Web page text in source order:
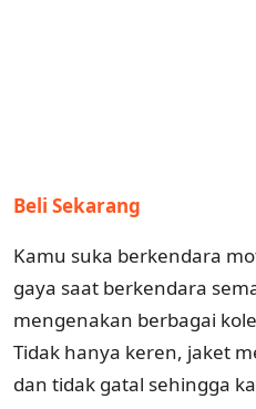
Beli Sekarang
Kamu suka berkendara
gaya saat berkendara
mengenakan berbagai
Tidak hanya keren, jaket
dan tidak gatal sehingga